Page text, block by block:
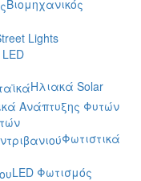
Βιομηχανικός
Lights
Ηλιακά Solar
Φωτιστικά
LED Φωτισμός